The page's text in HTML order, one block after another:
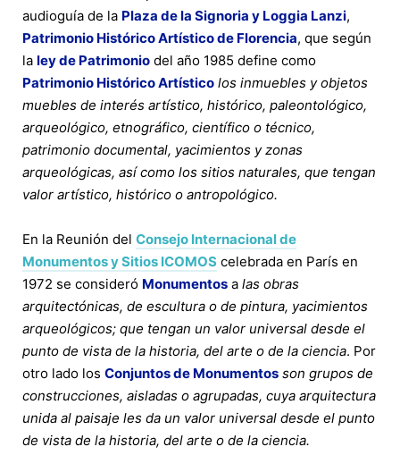
audioguía de la Plaza de la Signoria y Loggia Lanzi,
Patrimonio Histórico Artístico de Florencia, que según
la ley de Patrimonio del año 1985 define como
Patrimonio Histórico Artístico los inmuebles y objetos
muebles de interés artístico, histórico, paleontológico,
arqueológico, etnográfico, científico o técnico,
patrimonio documental, yacimientos y zonas
arqueológicas, así como los sitios naturales, que tengan
valor artístico, histórico o antropológico.
En la Reunión del Consejo Internacional de
Monumentos y Sitios ICOMOS celebrada en París en
1972 se consideró Monumentos a las obras
arquitectónicas, de escultura o de pintura, yacimientos
arqueológicos; que tengan un valor universal desde el
punto de vista de la historia, del arte o de la ciencia. Por
otro lado los Conjuntos de Monumentos son grupos de
construcciones, aisladas o agrupadas, cuya arquitectura
unida al paisaje les da un valor universal desde el punto
de vista de la historia, del arte o de la ciencia.